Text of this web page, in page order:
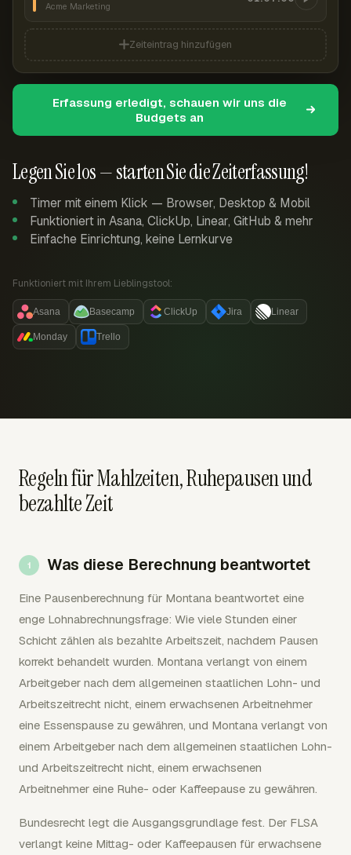
Legen Sie los — starten Sie die Zeiterfassung!
Timer mit einem Klick — Browser, Desktop & Mobil
Funktioniert in Asana, ClickUp, Linear, GitHub & mehr
Einfache Einrichtung, keine Lernkurve
Funktioniert mit Ihrem Lieblingstool:
Asana Basecamp ClickUp Jira Linear
Monday Trello
Acme Marketing
Zeiteintrag hinzufügen
Erfassung erledigt, schauen wir uns die
Budgets an
Regeln für Mahlzeiten, Ruhepausen und
bezahlte Zeit
Was diese Berechnung beantwortet
Eine Pausenberechnung für Montana beantwortet eine
enge Lohnabrechnungsfrage: Wie viele Stunden einer
Schicht zählen als bezahlte Arbeitszeit, nachdem Pausen
korrekt behandelt wurden. Montana verlangt von einem
Arbeitgeber nach dem allgemeinen staatlichen Lohn- und
Arbeitszeitrecht nicht, einem erwachsenen Arbeitnehmer
eine Essenspause zu gewähren, und Montana verlangt von
einem Arbeitgeber nach dem allgemeinen staatlichen Lohn-
und Arbeitszeitrecht nicht, einem erwachsenen
Arbeitnehmer eine Ruhe- oder Kaffeepause zu gewähren.
Bundesrecht legt die Ausgangsgrundlage fest. Der FLSA
verlangt keine Mittag- oder Kaffeepausen für erwachsene